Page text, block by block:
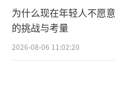
终身成就奖
莎莉·菲尔德
为什么现在年轻人不愿
的挑战与考量
2026-08-06 11:02:20